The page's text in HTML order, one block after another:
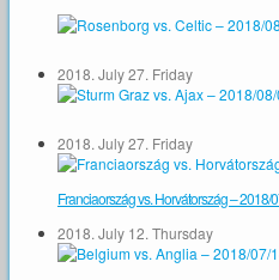
2018. July 27. Friday
2018. July 27. Friday
Franciaország vs. Horvátország – 2018/
2018. July 12. Thursday